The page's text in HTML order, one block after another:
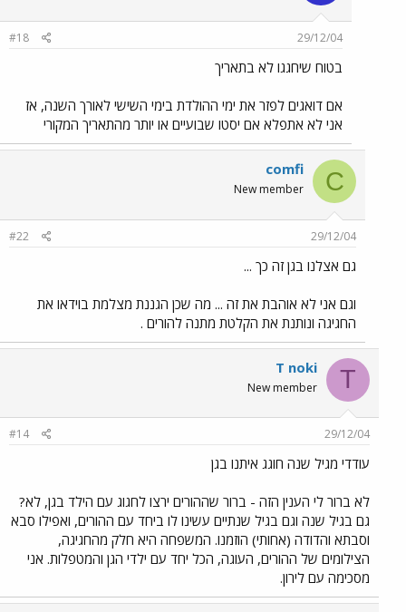
29/12/04
#18
בטוח שיחגגו לא בתאריך
אם דואגים לפזר את ימי ההולדת בימי השישי לאורך השנה, אז
אני לא אתפלא אם יסטו שבועיים או יותר מהתאריך המקורי
C
comfi
New member
29/12/04
#22
גם אצלנו בגן זה כך ...
וגם אני לא אוהבת את זה ... מה שכן הגננת מצלמת בוידאו את
החגיגה ונותנת את הקלטת מתנה להורים .
T
T noki
New member
29/12/04
#14
עודדי מגיל שנה חוגג איתנו בגן
לא ברור לי הענין הזה - ברור שההורים ירצו לחגוג עם הילד בגן, לא?
גם בגיל שנה וגם בגיל שנתיים עשינו לו ביחד עם ההורים, ואפילו סבא
וסבתא והדודה (אחותי) הוזמנו. המשפחה היא חלק מהחגיגה,
הצילומים של ההורים, העוגה, הכל יחד עם ילדי הגן והמטפלות. אני
מסכימה עם לירון.